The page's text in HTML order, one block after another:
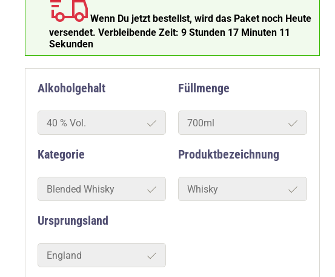
Wenn Du jetzt bestellst, wird das Paket noch Heute
versendet. Verbleibende Zeit: 9 Stunden 17 Minuten 10
Sekunden
Alkoholgehalt
40 % Vol.
Füllmenge
700ml
Kategorie
Blended Whisky
Produktbezeichnung
Whisky
Ursprungsland
England